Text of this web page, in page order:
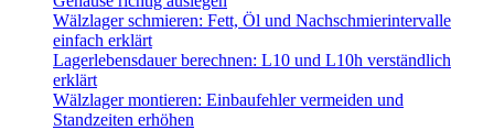
Wälzlager schmieren: Fett, Öl und Nachschmierintervalle
einfach erklärt
Lagerlebensdauer berechnen: L10 und L10h verständlich
erklärt
Wälzlager montieren: Einbaufehler vermeiden und
Standzeiten erhöhen